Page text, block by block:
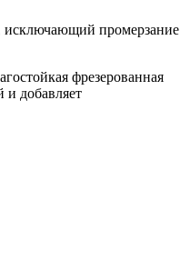
исключающий промерзание
фрезерованная
и добавляет